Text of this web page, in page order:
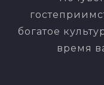
богатое
время